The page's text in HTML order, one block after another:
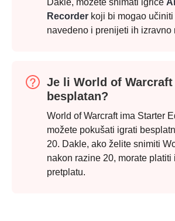
Korak 2.
3. korak
Dakle, možete snimati igrice
Recorder koji bi mogao
navedeno i prenijeti ih izravno
Je li World of Warcraft
besplatan?
World of Warcraft ima Starter
možete pokušati igrati
20. Dakle, ako želite snimiti
nakon razine 20, morate platiti
pretplatu.